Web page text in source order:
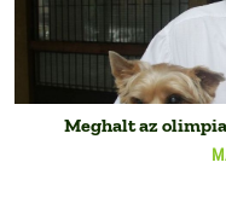
Meghalt az